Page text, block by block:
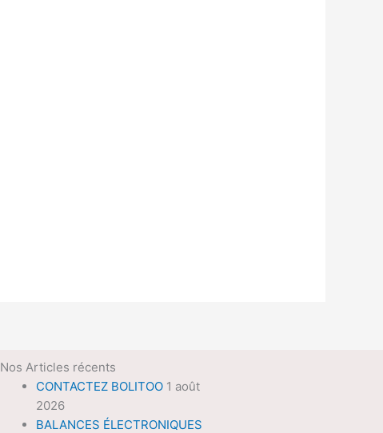
Nos Articles récents
CONTACTEZ BOLITOO 1 août
2026
BALANCES ÉLECTRONIQUES